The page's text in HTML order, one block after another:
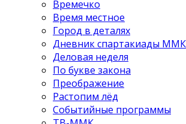
Времечко
Время местное
Город в деталях
Дневник спартакиады ММК
Деловая неделя
По букве закона
Преображение
Растопим лёд
Событийные программы